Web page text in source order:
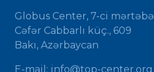
Globus Center, 7-ci mərtəbə
Cəfər Cabbarlı küç., 609
Bakı, Azərbaycan
E-mail: info@top-center.org